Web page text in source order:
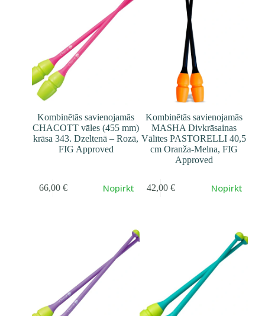
Kombinētās savienojamās
CHACOTT vāles (455 mm)
krāsa 343. Dzeltenā – Rozā,
FIG Approved
66,00 € Nopirkt
Kombinētās savienojamās
MASHA Divkrāsainas
Vālītes PASTORELLI 40,5
cm Oranža-Melna, FIG
Approved
42,00 € Nopirkt